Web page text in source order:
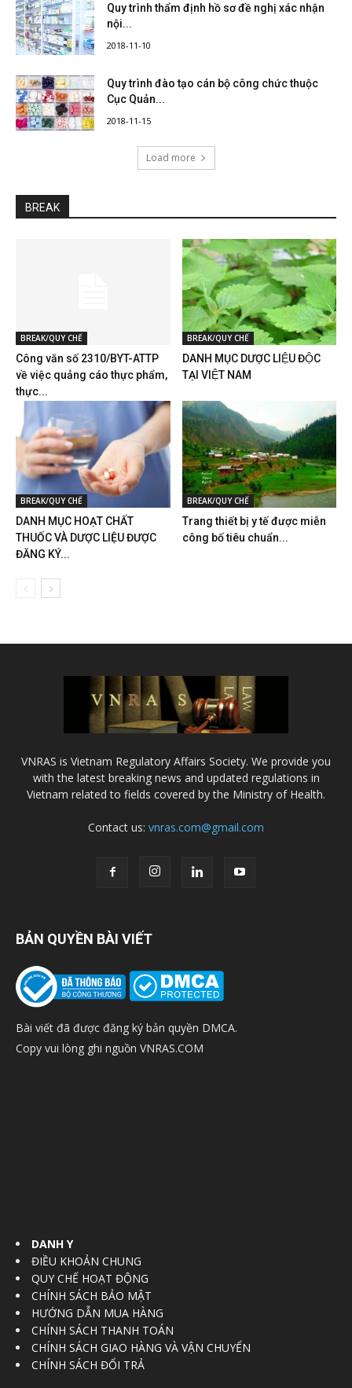
Quy trình thẩm định hồ sơ đề nghị xác nhận
nội...
2018-11-10
Quy trình đào tạo cán bộ công chức thuộc
Cục Quản...
2018-11-15
Load more
BREAK
BREAK/QUY CHẾ
Công văn số 2310/BYT-ATTP
về việc quảng cáo thực phẩm,
thực...
BREAK/QUY CHẾ
DANH MỤC DƯỢC LIỆU ĐỘC
TẠI VIỆT NAM
BREAK/QUY CHẾ
DANH MỤC HOẠT CHẤT
THUỐC VÀ DƯỢC LIỆU ĐƯỢC
ĐĂNG KÝ...
BREAK/QUY CHẾ
Trang thiết bị y tế được miễn
công bố tiêu chuẩn...
VNRAS is Vietnam Regulatory Affairs Society. We provide you
with the latest breaking news and updated regulations in
Vietnam related to fields covered by the Ministry of Health.
Contact us: vnras.com@gmail.com
BẢN QUYỀN BÀI VIẾT
Bài viết đã được đăng ký bản quyền DMCA.
Copy vui lòng ghi nguồn VNRAS.COM
DANH Y
ĐIỀU KHOẢN CHUNG
QUY CHẾ HOẠT ĐỘNG
CHÍNH SÁCH BẢO MẬT
HƯỚNG DẪN MUA HÀNG
CHÍNH SÁCH THANH TOÁN
CHÍNH SÁCH GIAO HÀNG VÀ VẬN CHUYỂN
CHÍNH SÁCH ĐỔI TRẢ